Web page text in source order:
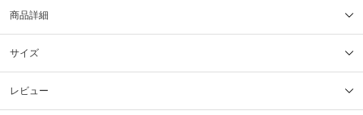
商品詳細
サイズ
レビュー